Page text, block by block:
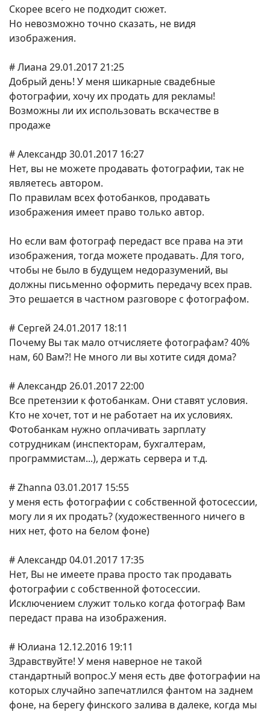
Скорее всего не подходит сюжет.
Но невозможно точно сказать, не видя
изображения.
# Лиана 29.01.2017 21:25
Добрый день! У меня шикарные свадебные
фотографии, хочу их продать для рекламы!
Возможны ли их использовать вскачестве в
продаже
# Александр 30.01.2017 16:27
Нет, вы не можете продавать фотографии, так не
являетесь автором.
По правилам всех фотобанков, продавать
изображения имеет право только автор.
Но если вам фотограф передаст все права на эти
изображения, тогда можете продавать. Для того,
чтобы не было в будущем недоразумений, вы
должны письменно оформить передачу всех прав.
Это решается в частном разговоре с фотографом.
# Сергей 24.01.2017 18:11
Почему Вы так мало отчисляете фотографам? 40%
нам, 60 Вам?! Не много ли вы хотите сидя дома?
# Александр 26.01.2017 22:00
Все претензии к фотобанкам. Они ставят условия.
Кто не хочет, тот и не работает на их условиях.
Фотобанкам нужно оплачивать зарплату
сотрудникам (инспекторам, бухгалтерам,
программистам...), держать сервера и т.д.
# Zhanna 03.01.2017 15:55
у меня есть фотографии с собственной фотосессии,
могу ли я их продать? (художественного ничего в
них нет, фото на белом фоне)
# Александр 04.01.2017 17:35
Нет, Вы не имеете права просто так продавать
фотографии с собственной фотосессии.
Исключением служит только когда фотограф Вам
передаст права на изображения.
# Юлиана 12.12.2016 19:11
Здравствуйте! У меня наверное не такой
стандартный вопрос.У меня есть две фотографии на
которых случайно запечатлился фантом на заднем
фоне, на берегу финского залива в далеке, когда мы